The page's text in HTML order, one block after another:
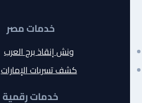
خدمات مصر
ونش إنقاذ برج العرب
كشف تسربات الإمارات
خدمات رقمية